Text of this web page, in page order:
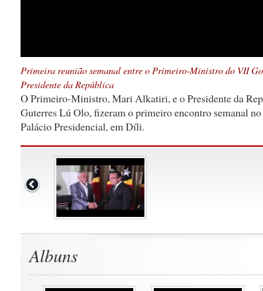
Primeira reunião semanal entre o Primeiro-Ministro do VII
Presidente da República
O Primeiro-Ministro, Mari Alkatiri, e o Presidente da
Guterres Lú Olo, fizeram o primeiro encontro semanal
Palácio Presidencial, em Díli.
Albuns